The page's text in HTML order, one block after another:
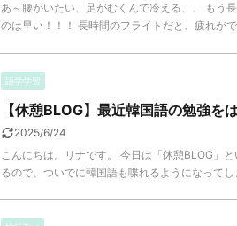
あ～腰がいたい、足がむくんで冷える、、 もう
のは早い！！！ 長時間のフライトだと、疲れが
語学学習
【休憩BLOG】最近韓国語の勉強を
2025/6/24
こんにちは。リナです。 今日は「休憩BLOG」
るので、ついでに韓国語も喋れるようになって